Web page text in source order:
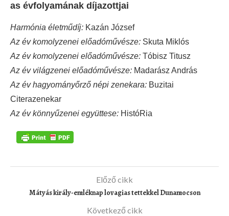
as évfolyamának díjazottjai
Harmónia életműdíj: Kazán József
Az év komolyzenei előadóművésze: Skuta Miklós
Az év komolyzenei előadóművésze: Tóbisz Titusz
Az év világzenei előadóművésze: Madarász András
Az év hagyományőrző népi zenekara: Buzitai
Citerazenekar
Az év könnyűzenei együttese: HistóRia
Előző cikk
Mátyás király-emléknap lovagias tettekkel Dunamocson
Következő cikk